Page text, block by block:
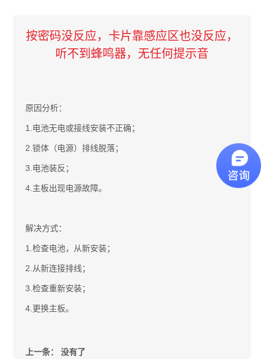
按密码没反应，卡片靠感应区也没反应，
听不到蜂鸣器，无任何提示音
原因分析：
1.电池无电或接线安装不正确；
2.锁体（电源）排线脱落；
3.电池装反；
4.主板出现电源故障。
解决方式：
1.检查电池，从新安装；
2.从新连接排线；
3.检查重新安装；
4.更换主板。
上一条： 没有了